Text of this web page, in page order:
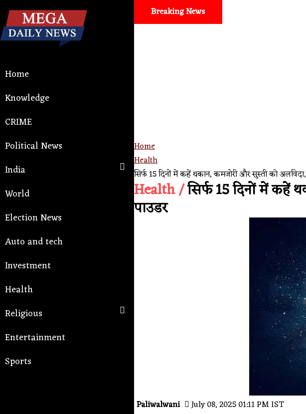
Home
Knowledge
CRIME
Political News
India
World
Election News
Auto and tech
Investment
Health
Religious
Entertainment
Sports
Breaking News
Auto and tech
Home
Health
सिर्फ 15 दिनों में कहें थकान, कमजोरी और सुस्ती को
Health /सिर्फ 15 दिनों में कहें
पाउडर
Paliwalwani July 08, 2025 01:11 PM IST